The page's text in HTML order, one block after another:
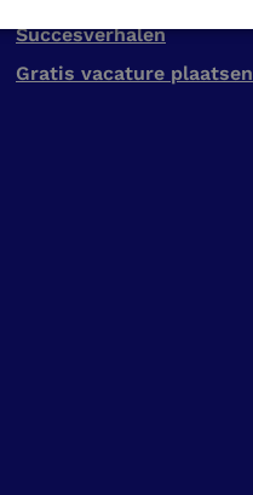
Succesverhalen
Gratis vacature plaatsen